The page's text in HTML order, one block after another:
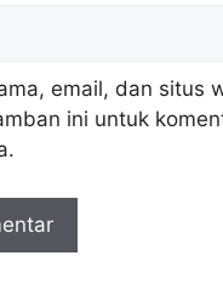
email, dan situs
ini untuk